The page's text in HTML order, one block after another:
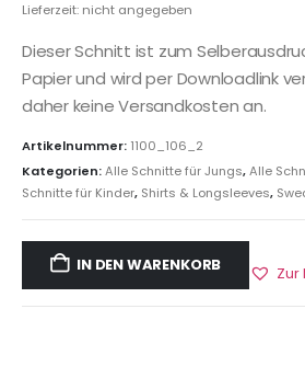
Lieferzeit: nicht angegeben
Dieser Schnitt ist zum
Papier und wird per Downloadlink
daher keine Versandkosten an.
Artikelnummer: 1100_106_2
Kategorien:Alle Schnitte für Jungs,Alle
Schnitte für Kinder, Shirts & Longsleeves,
IN DEN WARENKORB Zur